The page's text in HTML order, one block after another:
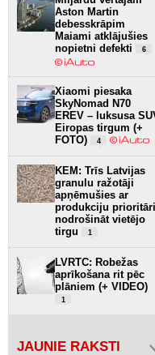
Aston Martin
debesskrāpim
Maiami atklājušies
nopietni defekti
6
Xiaomi piesaka
SkyNomad N70
EREV – luksusa
Eiropas tirgum (+
FOTO)
4
KEM: Trīs Latvijas
granulu ražotāji
apņēmušies ar
produkciju prioritāri
nodrošināt vietējo
tirgu
1
LVRTC: Robežas
aprīkošana rit pēc
plāniem (+ VIDEO)
1
JAUNIE RAKSTI